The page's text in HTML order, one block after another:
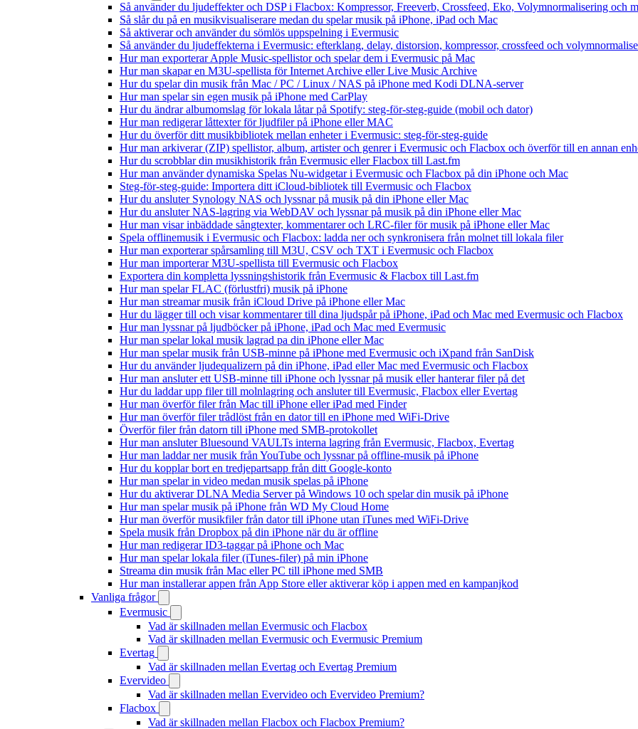
Så använder du ljudeffekter och DSP i Flacbox: Kompressor, Freeverb, Crossfeed, Eko, Volymnormalisering och
Så slår du på en musikvisualiserare medan du spelar musik på iPhone, iPad och Mac
Så aktiverar och använder du sömlös uppspelning i Evermusic
Så använder du ljudeffekterna i Evermusic: efterklang, delay, distorsion, kompressor, crossfeed och
Hur man exporterar Apple Music-spellistor och spelar dem i Evermusic på Mac
Hur man skapar en M3U-spellista för Internet Archive eller Live Music Archive
Hur du spelar din musik från Mac / PC / Linux / NAS på iPhone med Kodi DLNA-server
Hur man spelar sin egen musik på iPhone med CarPlay
Hur du ändrar albumomslag för lokala låtar på Spotify: steg-för-steg-guide (mobil och dator)
Hur man redigerar låttexter för ljudfiler på iPhone eller MAC
Hur du överför ditt musikbibliotek mellan enheter i Evermusic: steg-för-steg-guide
Hur man arkiverar (ZIP) spellistor, album, artister och genrer i Evermusic och Flacbox och överför till en annan
Hur du scrobblar din musikhistorik från Evermusic eller Flacbox till Last.fm
Hur man använder dynamiska Spelas Nu-widgetar i Evermusic och Flacbox på din iPhone och Mac
Steg-för-steg-guide: Importera ditt iCloud-bibliotek till Evermusic och Flacbox
Hur du ansluter Synology NAS och lyssnar på musik på din iPhone eller Mac
Hur du ansluter NAS-lagring via WebDAV och lyssnar på musik på din iPhone eller Mac
Hur man visar inbäddade sångtexter, kommentarer och LRC-filer för musik på iPhone eller Mac
Spela offlinemusik i Evermusic och Flacbox: ladda ner och synkronisera från molnet till lokala filer
Hur man exporterar spårsamling till M3U, CSV och TXT i Evermusic och Flacbox
Hur man importerar M3U-spellista till Evermusic och Flacbox
Exportera din kompletta lyssningshistorik från Evermusic & Flacbox till Last.fm
Hur man spelar FLAC (förlustfri) musik på iPhone
Hur man streamar musik från iCloud Drive på iPhone eller Mac
Hur du lägger till och visar kommentarer till dina ljudspår på iPhone, iPad och Mac med Evermusic och Flacbox
Hur man lyssnar på ljudböcker på iPhone, iPad och Mac med Evermusic
Hur man spelar lokal musik lagrad pa din iPhone eller Mac
Hur man spelar musik från USB-minne på iPhone med Evermusic och iXpand från SanDisk
Hur du använder ljudequalizern på din iPhone, iPad eller Mac med Evermusic och Flacbox
Hur man ansluter ett USB-minne till iPhone och lyssnar på musik eller hanterar filer på det
Hur du laddar upp filer till molnlagring och ansluter till Evermusic, Flacbox eller Evertag
Hur man överför filer från Mac till iPhone eller iPad med Finder
Hur man överför filer trådlöst från en dator till en iPhone med WiFi-Drive
Överför filer från datorn till iPhone med SMB-protokollet
Hur man ansluter Bluesound VAULTs interna lagring från Evermusic, Flacbox, Evertag
Hur man laddar ner musik från YouTube och lyssnar på offline-musik på iPhone
Hur du kopplar bort en tredjepartsapp från ditt Google-konto
Hur man spelar in video medan musik spelas på iPhone
Hur du aktiverar DLNA Media Server på Windows 10 och spelar din musik på iPhone
Hur man spelar musik på iPhone från WD My Cloud Home
Hur man överför musikfiler från dator till iPhone utan iTunes med WiFi-Drive
Spela musik från Dropbox på din iPhone när du är offline
Hur man redigerar ID3-taggar på iPhone och Mac
Hur man spelar lokala filer (iTunes-filer) på min iPhone
Streama din musik från Mac eller PC till iPhone med SMB
Hur man installerar appen från App Store eller aktiverar köp i appen med en kampanjkod
Vanliga frågor
Evermusic
Vad är skillnaden mellan Evermusic och Flacbox
Vad är skillnaden mellan Evermusic och Evermusic Premium
Evertag
Vad är skillnaden mellan Evertag och Evertag Premium
Evervideo
Vad är skillnaden mellan Evervideo och Evervideo Premium?
Flacbox
Vad är skillnaden mellan Flacbox och Flacbox Premium?